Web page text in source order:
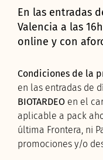
En las entradas
Valencia a las
online y con
Condiciones de la
en las entradas de
BIOTARDEO en el
aplicable a pack
última Frontera, ni
promociones y/o